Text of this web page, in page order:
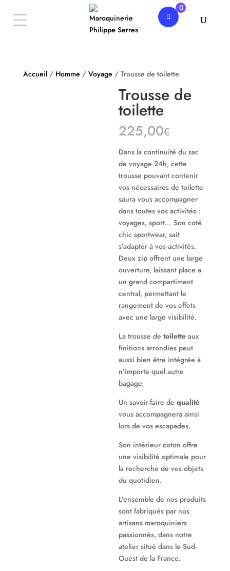
0
Accueil/ Homme / Voyage / Trousse de toilette
Trousse de
toilette
225,00€
Dans la continuité du sac
de voyage 24h, cette
trousse pouvant contenir
vos nécessaires de toilette
saura vous accompagner
dans toutes vos activités :
voyages, sport… Son coté
chic sportwear, sait
s’adapter à vos activités.
Deux zip offrent une large
ouverture, laissant place a
un grand compartiment
central, permettant le
rangement de vos effets
avec une large visibilité.
La trousse detoilette aux
finitions arrondies peut
aussi bien être intégrée à
n’importe quel autre
bagage.
Un savoir-faire dequalité
vous accompagnera ainsi
lors de vos escapades.
Son intérieur coton offre
une visibilité optimale pour
la recherche de vos objets
du quotidien.
L’ensemble de nos produits
sont fabriqués par nos
artisans maroquiniers
passionnés, dans notre
atelier situé dans le Sud-
Ouest de la France.